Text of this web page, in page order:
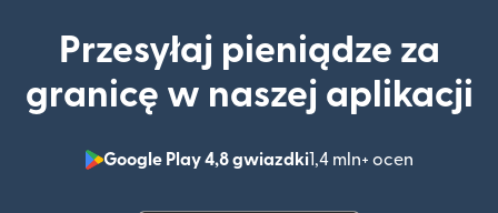
Przesyłaj pieniądze za
granicę w naszej aplikacji
Google Play 4,8 gwiazdki1,4 mln+ ocen
(otwiera